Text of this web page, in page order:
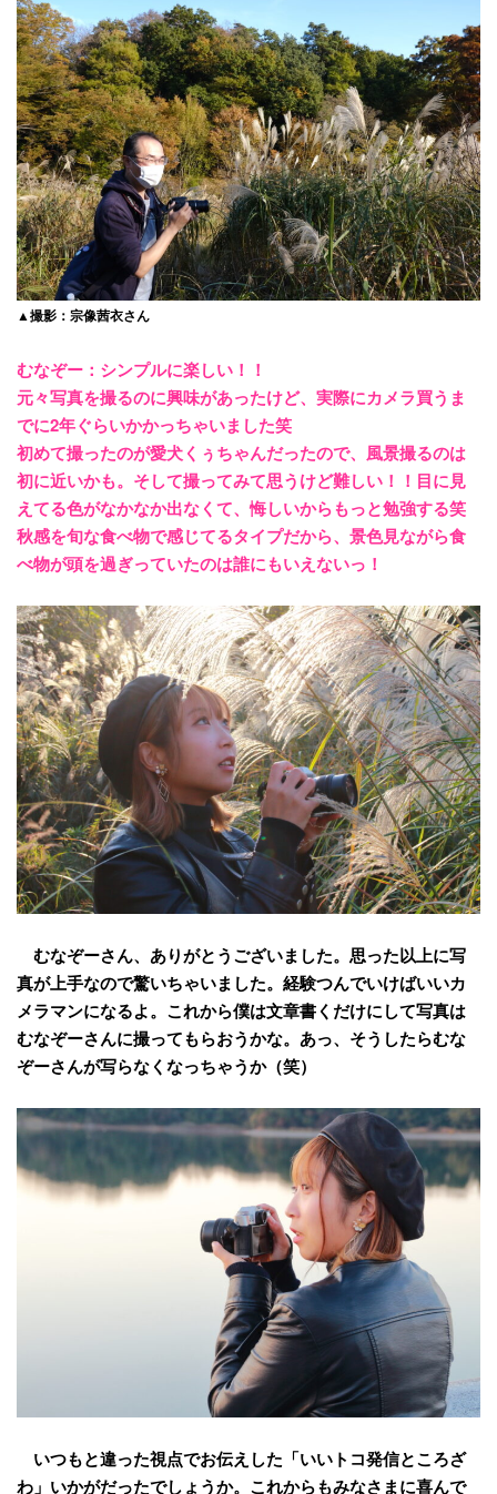
▲撮影：宗像茜衣さん
むなぞー：シンプルに楽しい！！
元々写真を撮るのに興味があったけど、実際にカメラ買うま
でに2年ぐらいかかっちゃいました笑
初めて撮ったのが愛犬くぅちゃんだったので、風景撮るのは
初に近いかも。そして撮ってみて思うけど難しい！！目に見
えてる色がなかなか出なくて、悔しいからもっと勉強する笑
秋感を旬な食べ物で感じてるタイプだから、景色見ながら食
べ物が頭を過ぎっていたのは誰にもいえないっ！
むなぞーさん、ありがとうございました。思った以上に写
真が上手なので驚いちゃいました。経験つんでいけばいいカ
メラマンになるよ。これから僕は文章書くだけにして写真は
むなぞーさんに撮ってもらおうかな。あっ、そうしたらむな
ぞーさんが写らなくなっちゃうか（笑）
いつもと違った視点でお伝えした「いいトコ発信ところざ
わ」いかがだったでしょうか。これからもみなさまに喜んで